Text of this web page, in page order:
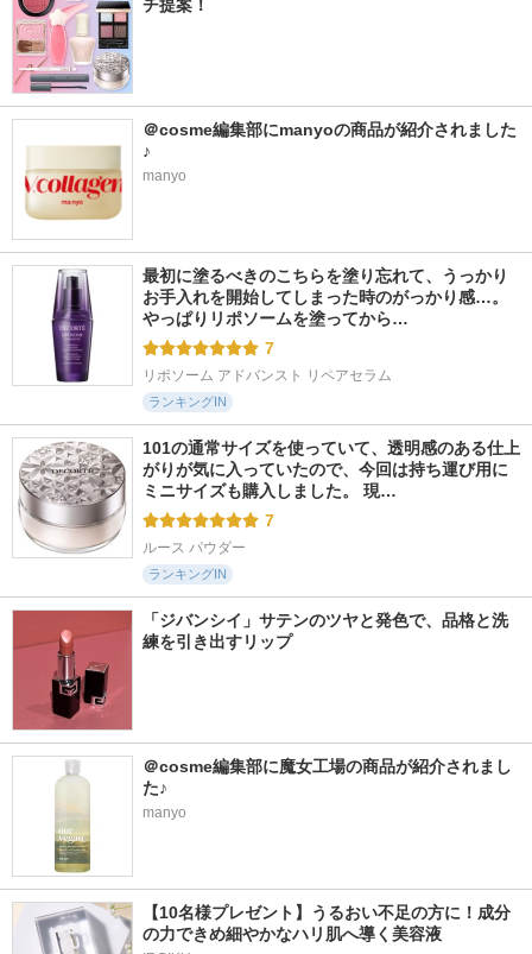
チ提案！
＠cosme編集部にmanyoの商品が紹介されました
♪
manyo
最初に塗るべきのこちらを塗り忘れて、うっかり
お手入れを開始してしまった時のがっかり感…。
やっぱりリポソームを塗ってから…
7
リポソーム アドバンスト リペアセラム
ランキングIN
101の通常サイズを使っていて、透明感のある仕上
がりが気に入っていたので、今回は持ち運び用に
ミニサイズも購入しました。 現…
7
ルース パウダー
ランキングIN
「ジバンシイ」サテンのツヤと発色で、品格と洗
練を引き出すリップ
＠cosme編集部に魔女工場の商品が紹介されまし
た♪
manyo
【10名様プレゼント】うるおい不足の方に！成分
の力できめ細やかなハリ肌へ導く美容液